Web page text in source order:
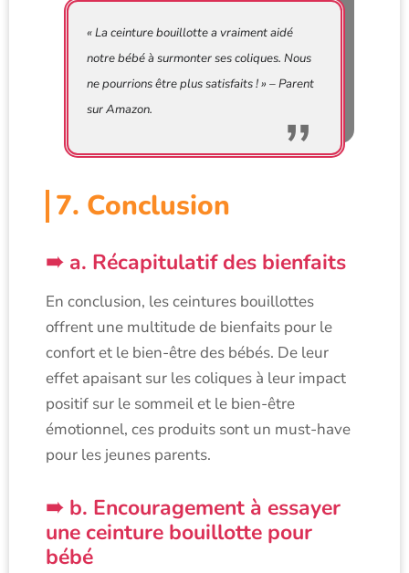
« La ceinture bouillotte a vraiment aidé
notre bébé à surmonter ses coliques. Nous
ne pourrions être plus satisfaits ! » – Parent
sur Amazon.
7. Conclusion
a. Récapitulatif des bienfaits
En conclusion, les ceintures bouillottes
offrent une multitude de bienfaits pour le
confort et le bien-être des bébés. De leur
effet apaisant sur les coliques à leur impact
positif sur le sommeil et le bien-être
émotionnel, ces produits sont un must-have
pour les jeunes parents.
b. Encouragement à essayer
une ceinture bouillotte pour
bébé